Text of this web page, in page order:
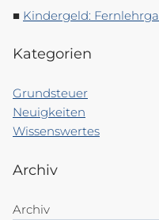
Kindergeld:
Kategorien
Grundsteuer
Neuigkeiten
Wissenswertes
Archiv
Archiv